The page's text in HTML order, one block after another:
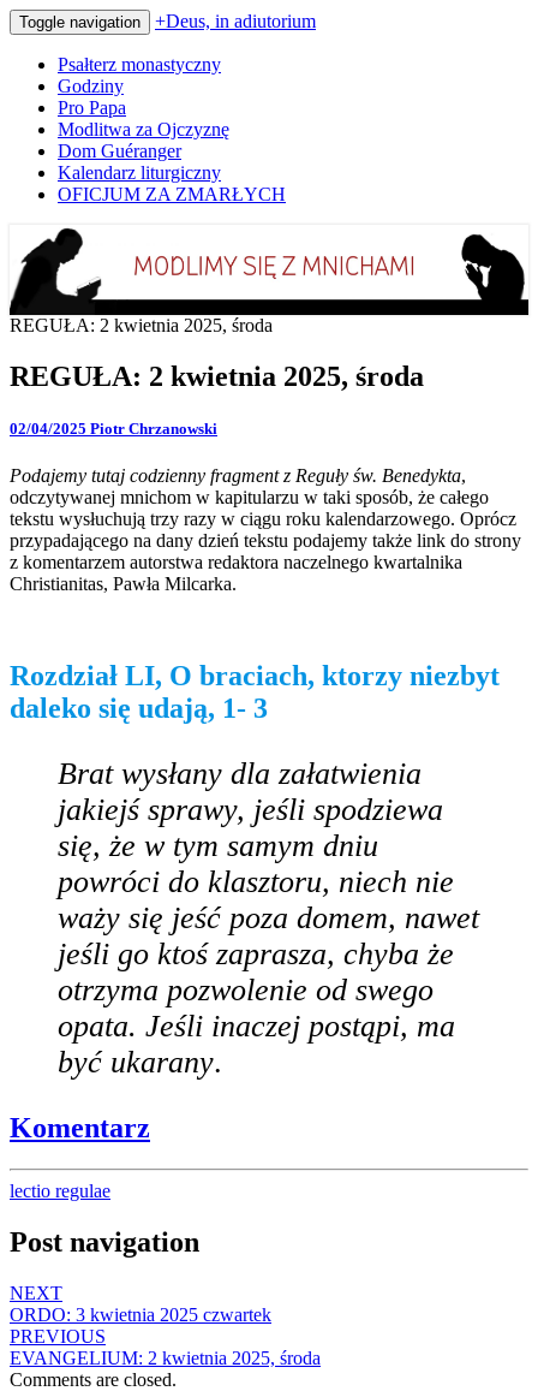
Toggle navigation +Deus, in adiutorium
Psałterz monastyczny
Godziny
Pro Papa
Modlitwa za Ojczyznę
Dom Guéranger
Kalendarz liturgiczny
OFICJUM ZA ZMARŁYCH
+Deus, in adiutorium
Codziennie modlimy się z mnichami
REGUŁA: 2 kwietnia 2025, środa
REGUŁA: 2 kwietnia 2025, środa
02/04/2025 Piotr Chrzanowski
Podajemy tutaj codzienny fragment z Reguły św. Benedykta,
odczytywanej mnichom w kapitularzu w taki sposób, że całego
tekstu wysłuchują trzy razy w ciągu roku kalendarzowego. Oprócz
przypadającego na dany dzień tekstu podajemy także link do strony
z komentarzem autorstwa redaktora naczelnego kwartalnika
Christianitas, Pawła Milcarka.
Rozdział LI, O braciach, ktorzy niezbyt
daleko się udają, 1- 3
Brat wysłany dla załatwienia
jakiejś sprawy, jeśli spodziewa
się, że w tym samym dniu
powróci do klasztoru, niech nie
waży się jeść poza domem, nawet
jeśli go ktoś zaprasza, chyba że
otrzyma pozwolenie od swego
opata. Jeśli inaczej postąpi, ma
być ukarany.
Komentarz
lectio regulae
Post navigation
NEXT
ORDO: 3 kwietnia 2025 czwartek
PREVIOUS
EVANGELIUM: 2 kwietnia 2025, środa
Comments are closed.